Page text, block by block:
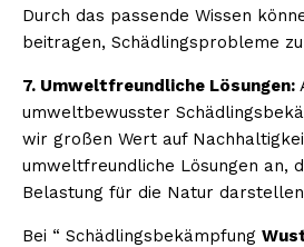
Durch das passende Wissen
beitragen, Schädlingsprobleme
7. Umweltfreundliche Lösungen:
umweltbewusster
wir großen Wert auf
umweltfreundliche Lösungen an,
Belastung für die Natur
Bei “ Schädlingsbekämpfung